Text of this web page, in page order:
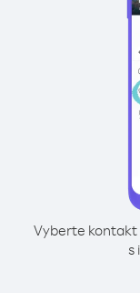
Vyberte kontakt
s